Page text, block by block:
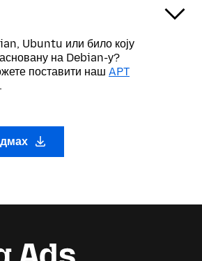
Ubuntu или било коју
на Debian-у?
поставити наш APT
.